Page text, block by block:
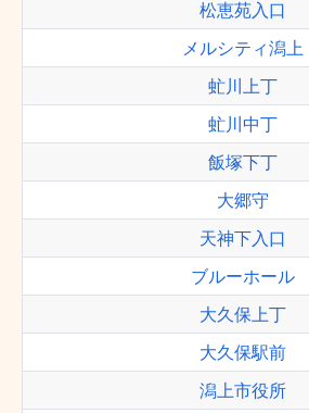
松恵苑入口
メルシティ潟上
虻川上丁
虻川中丁
飯塚下丁
大郷守
天神下入口
ブルーホール
大久保上丁
大久保駅前
潟上市役所